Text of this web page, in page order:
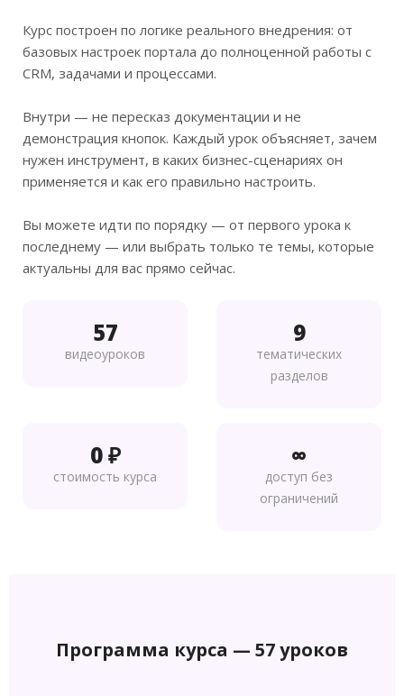
Курс построен по логике реального внедрения: от
базовых настроек портала до полноценной работы с
CRM, задачами и процессами.
Внутри — не пересказ документации и не
демонстрация кнопок. Каждый урок объясняет, зачем
нужен инструмент, в каких бизнес-сценариях он
применяется и как его правильно настроить.
Вы можете идти по порядку — от первого урока к
последнему — или выбрать только те темы, которые
актуальны для вас прямо сейчас.
57
видеоуроков
9
тематических
разделов
0 ₽
стоимость курса
∞
доступ без
ограничений
Программа курса — 57 уроков